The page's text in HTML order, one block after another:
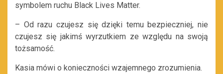
symbolem ruchu Black Lives Matter.
– Od razu czujesz się dzięki temu bezpieczniej, nie
czujesz się jakimś wyrzutkiem ze względu na swoją
tożsamość.
Kasia mówi o konieczności wzajemnego zrozumienia.